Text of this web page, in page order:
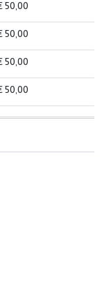
50,00
50,00
50,00
50,00